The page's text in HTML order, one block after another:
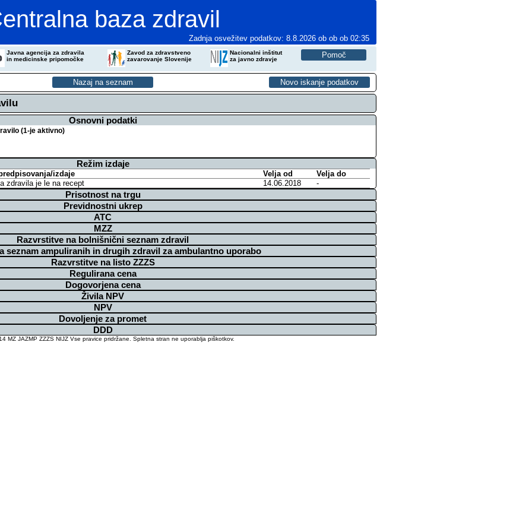
baza zdravil
Zadnja osvežitev podatkov: 8.8.2026 ob ob ob 02:35
Javna agencija za zdravila
in medicinske pripomočke
Zavod za zdravstveno
zavarovanje Slovenije
Nacionalni inštitut
za javno zdravje
Osnovni podatki
(1-je aktivno)
Režim izdaje
izdaje Velja od
Velja do
zdravila je le na recept 14.06.2018 -
Prisotnost na trgu
Previdnostni ukrep
ATC
MZZ
Razvrstitve na bolnišnični seznam zdravil
seznam ampuliranih in drugih zdravil za ambulantno uporabo
Razvrstitve na listo ZZZS
Regulirana cena
Dogovorjena cena
Živila NPV
NPV
Dovoljenje za promet
DDD
MZ JAZMP ZZZS NIJZ Vse pravice pridržane. Spletna stran ne uporablja piškotkov.